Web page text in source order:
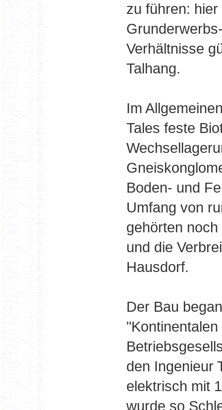
zu führen:
Verhältnisse
Talhang.
Im
Tales feste
Boden- und
Umfang von
gehörten
und die
Hausdorf.
Der Bau
den Ingenieur
elektrisch mit
wurde so